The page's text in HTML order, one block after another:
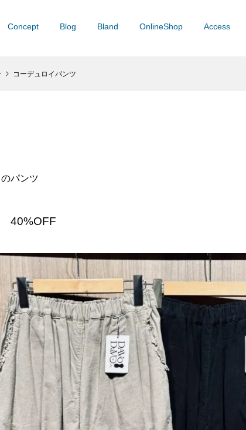
Concept Blog Bland OnlineShop Access
コーデュロイパンツ
パンツ
40%OFF